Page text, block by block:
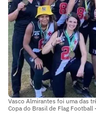
Vasco Almirantes foi uma das
Copa do Brasil de Flag